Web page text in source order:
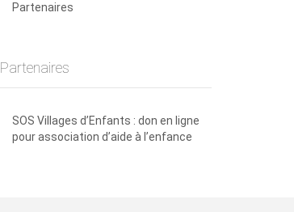
Partenaires
Partenaires
SOS Villages d’Enfants : don en ligne
pour association d’aide à l’enfance